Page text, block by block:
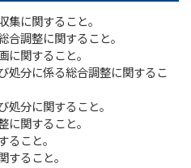
集に関すること。
合調整に関すること。
に関すること。
処分に係る総合調整に関するこ
処分に関すること。
に関すること。
ること。
すること。